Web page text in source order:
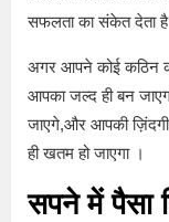
सफलता का संकेत देता
अगर आपने कोई कठिन
आपका जल्द ही बन
जाएगे,और आपकी
ही खतम हो जाएगा ।
सपने में पैसा